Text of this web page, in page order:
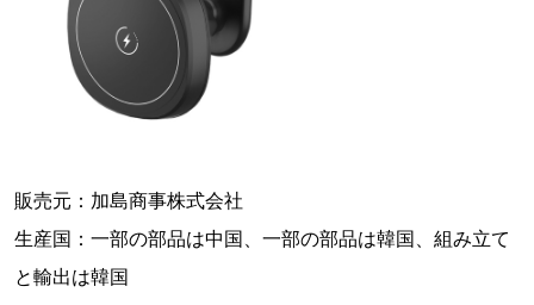
販売元：加島商事株式会社
生産国：一部の部品は中国、一部の部品は韓国、組み立て
と輸出は韓国